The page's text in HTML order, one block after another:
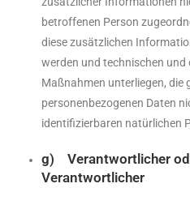
betroffenen Person
diese zusätzlichen
werden und technischen
Maßnahmen unterliegen, die
personenbezogenen Daten
identifizierbaren natürlichen
g) Verantwortlicher
Verantwortlicher